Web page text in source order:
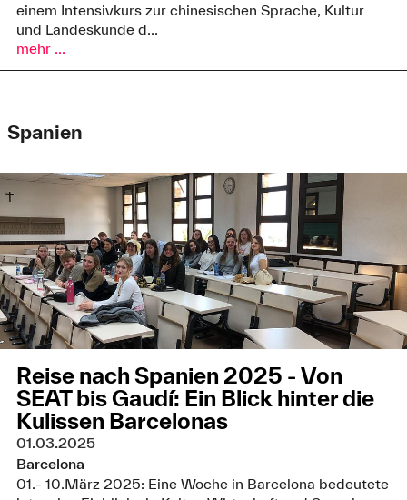
einem Intensivkurs zur chinesischen Sprache, Kultur
und Landeskunde d...
mehr ...
Spanien
Reise nach Spanien 2025 - Von
SEAT bis Gaudí: Ein Blick hinter die
Kulissen Barcelonas
01.03.2025
Barcelona
01.- 10.März 2025: Eine Woche in Barcelona bedeutete